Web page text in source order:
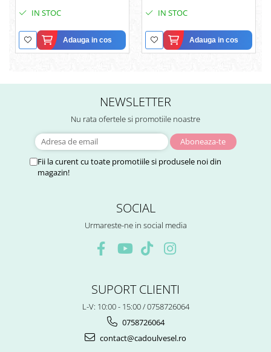
IN STOC
Adauga in cos
IN STOC
Adauga in cos
NEWSLETTER
Nu rata ofertele si promotiile noastre
Fii la curent cu toate promotiile si produsele noi din
magazin!
SOCIAL
Urmareste-ne in social media
SUPORT CLIENTI
L-V: 10:00 - 15:00 / 0758726064
0758726064
contact@cadoulvesel.ro